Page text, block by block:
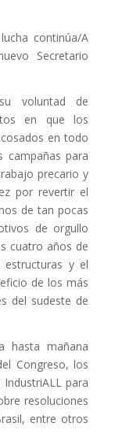
continúa/A
Secretario
voluntad de
en que los
en todo
campañas para
precario y
por revertir el
de tan pocas
de orgullo
cuatro años de
y el
de los más
del sudeste de
hasta mañana
Congreso, los
para
resoluciones
entre otros